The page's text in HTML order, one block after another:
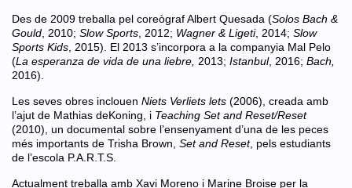
Des de 2009 treballa pel coreògraf Albert Quesada (Solos Bach &
Gould , 2010; Slow Sports , 2012; Wagner & Ligeti, 2014; Slow
Sports Kids , 2015). El 2013 s’incorpora a la companyia Mal Pelo
(La esperanza de vida de una liebre, 2013; Istanbul, 2016; Bach,
2016).
Les seves obres inclouen Niets Verliets lets (2006), creada amb
l’ajut de Mathias deKoning, i Teaching Set and Reset/Reset
(2010), un documental sobre l’ensenyament d’una de les peces
més importants de Trisha Brown, Set and Reset, pels estudiants
de l’escola P.A.R.T.S.
Actualment treballa amb Xavi Moreno i Marine Broise per la